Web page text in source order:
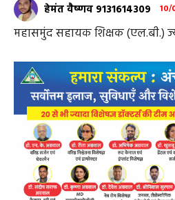
हेमंत वैष्णव 9131614309 10/
महासमुंद सहायक शिक्षक (एल.बी.)